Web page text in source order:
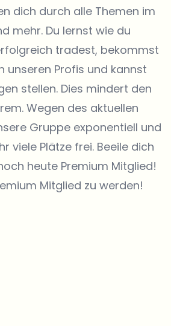
dich durch alle Themen im
mehr. Du lernst wie du
tradest, bekommst
unseren Profis und kannst
stellen. Dies mindert den
Wegen des aktuellen
Gruppe exponentiell und
viele Plätze frei. Beeile dich
heute Premium Mitglied!
Mitglied zu werden!